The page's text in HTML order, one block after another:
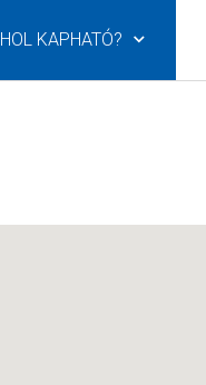
HOL KAPHATÓ?